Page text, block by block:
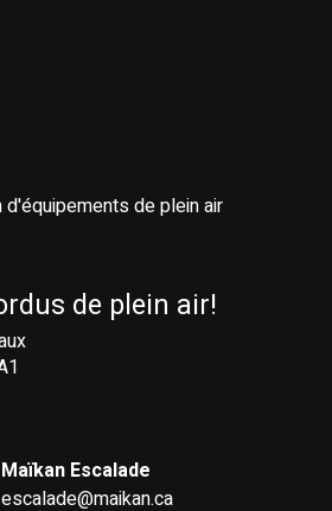
de plein air
de plein air!
Maïkan Escalade
escalade@maikan.ca